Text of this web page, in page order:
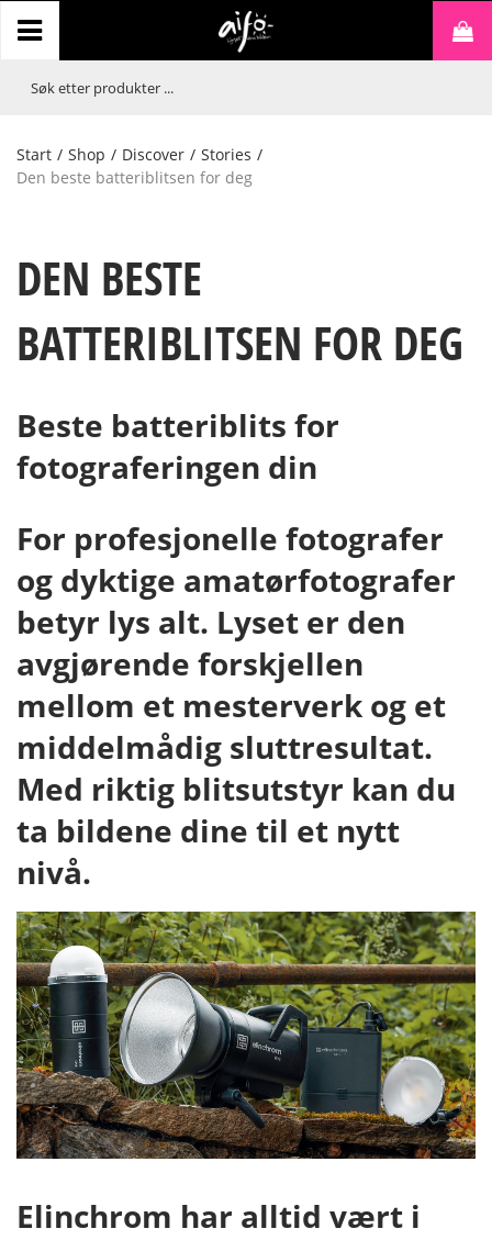
Start / Shop / Discover / Stories /
Den beste batteriblitsen for deg
DEN BESTE
BATTERIBLITSEN FOR DEG
Beste batteriblits for
fotograferingen din
For profesjonelle fotografer
og dyktige amatørfotografer
betyr lys alt. Lyset er den
avgjørende forskjellen
mellom et mesterverk og et
middelmådig sluttresultat.
Med riktig blitsutstyr kan du
ta bildene dine til et nytt
nivå.
Elinchrom har alltid vært i